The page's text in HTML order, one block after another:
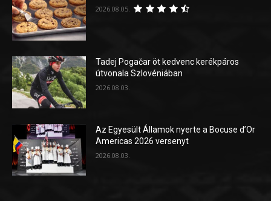
2026.08.05.
Tadej Pogačar öt kedvenc kerékpáros
útvonala Szlovéniában
2026.08.03.
Az Egyesült Államok nyerte a Bocuse d’Or
Americas 2026 versenyt
2026.08.03.